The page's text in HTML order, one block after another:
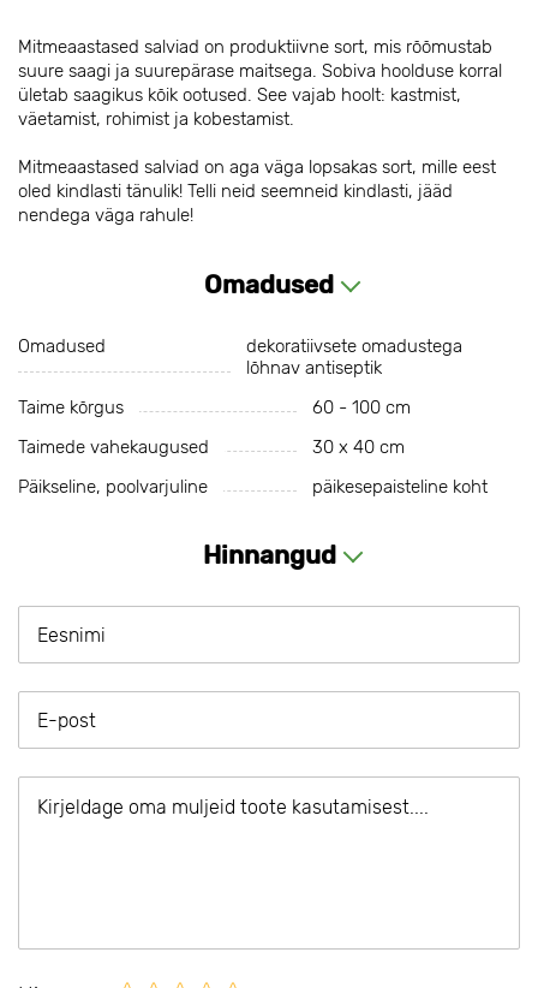
Mitmeaastased salviad on produktiivne sort, mis rõõmustab
suure saagi ja suurepärase maitsega. Sobiva hoolduse korral
ületab saagikus kõik ootused. See vajab hoolt: kastmist,
väetamist, rohimist ja kobestamist.
Mitmeaastased salviad on aga väga lopsakas sort, mille eest
oled kindlasti tänulik! Telli neid seemneid kindlasti, jääd
nendega väga rahule!
Omadused
Omadused
dekoratiivsete omadustega
lõhnav antiseptik
Taime kõrgus
60 - 100 cm
Taimede vahekaugused
30 х 40 cm
Päikseline, poolvarjuline
päikesepaisteline koht
Hinnangud